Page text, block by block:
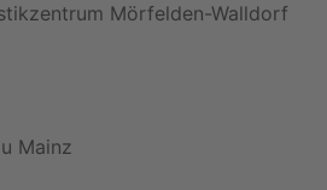
Mörfelden-Walldorf
Mainz